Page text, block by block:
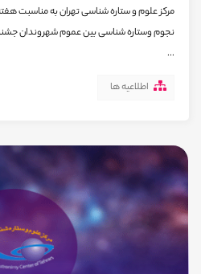
مرکز علوم و ستاره شناسی تهران به مناسبت
...
اطلاعیه ها